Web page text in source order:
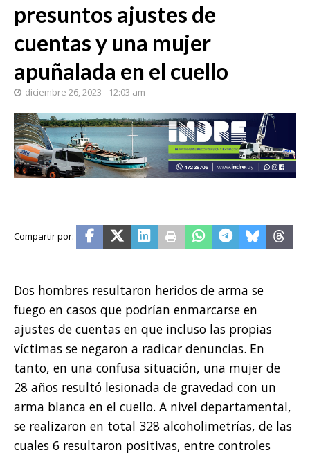
presuntos ajustes de
cuentas y una mujer
apuñalada en el cuello
diciembre 26, 2023 - 12:03 am
Dos hombres resultaron heridos de arma se
fuego en casos que podrían enmarcarse en
ajustes de cuentas en que incluso las propias
víctimas se negaron a radicar denuncias. En
tanto, en una confusa situación, una mujer de
28 años resultó lesionada de gravedad con un
arma blanca en el cuello. A nivel departamental,
se realizaron en total 328 alcoholimetrías, de las
cuales 6 resultaron positivas, entre controles